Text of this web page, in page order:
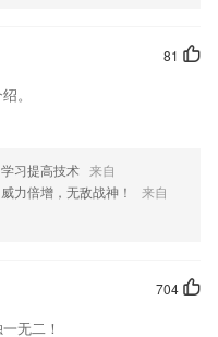
可以身临其境的感受龙卷风、
很轻松的了解到他们的成因和
送到公安机关，排除学校周边
展机会，都可以直接进入平台
，遇到难题轻松解决，降低
81
。
习提高技术 来自
力倍增，无敌战神！
来自
704
无二！